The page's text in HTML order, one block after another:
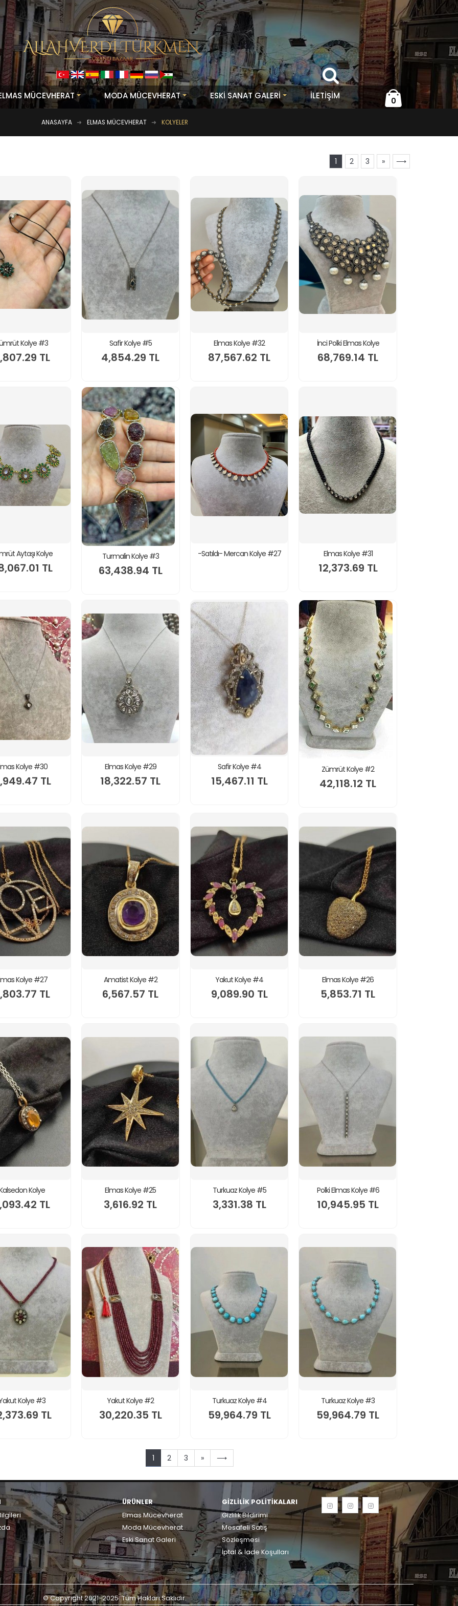
0
MÜCEVHERAT MODA MÜCEVHERAT ESKİ SANAT GALERİ İLETIŞIM
ANASAYFA ELMAS MÜCEVHERAT KOLYELER
1 2 3 » ⟶
Kolye #3
TL
Safir Kolye #5
4,854.29 TL
Elmas Kolye #32
87,567.62 TL
İnci Polki Elmas Kolye
68,769.14 TL
Aytaşı Kolye
TL
Turmalin Kolye #3
63,438.94 TL
-Satıldı- Mercan Kolye #27 Elmas Kolye #31
12,373.69 TL
Kolye #30
TL
Elmas Kolye #29
18,322.57 TL
Safir Kolye #4
15,467.11 TL
Zümrüt Kolye #2
42,118.12 TL
Kolye #27
TL
Amatist Kolye #2
6,567.57 TL
Yakut Kolye #4
9,089.90 TL
Elmas Kolye #26
5,853.71 TL
Kolye
TL
Elmas Kolye #25
3,616.92 TL
Turkuaz Kolye #5
3,331.38 TL
Polki Elmas Kolye #6
10,945.95 TL
Kolye #3
TL
Yakut Kolye #2
30,220.35 TL
Turkuaz Kolye #4
59,964.79 TL
Turkuaz Kolye #3
59,964.79 TL
1 2 3 » ⟶
ÜRÜNLER
Elmas Mücevherat
Moda Mücevherat
Eski Sanat Galeri
GIZLILIK POLITIKALARI
Gizlilik Bildirimi
Mesafeli Satış
Sözleşmesi
İptal & İade Koşulları
© Copyright 2021-2025. Tüm Hakları Saklıdır.